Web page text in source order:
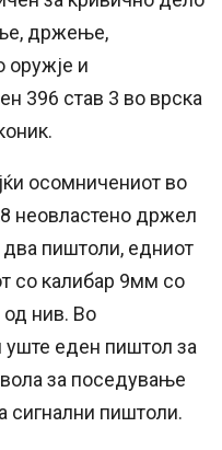
држење,
оружје и
396 став 3 во врска
осомничениот во
неовластено држел
два пиштоли, едниот
со калибар 9мм со
од нив. Во
уште еден пиштол за
за поседување
сигнални пиштоли.